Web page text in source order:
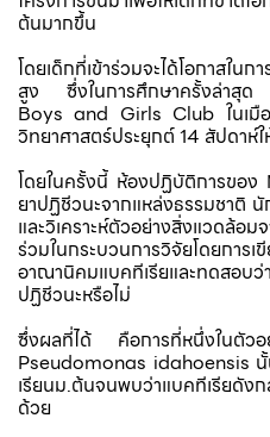
ต้นมากขึ้น
โดยเด็กที่เข้าร่วมจะได้โอกาสใ
สูง ซึ่งในการศึกษาครั้งล่าสุด
Boys and Girls Club ในเมือ
วิทยาศาสตร์ประยุกต์ 14 สัปดาห์
โดยในครั้งนี้ ห้องปฏิบัติการของ
ยาปฏิชีวนะจากแหล่งธรรมชาติ
และวิเคราะห์ตัวอย่างสิ่งแวดล้อ
ร่วมในกระบวนการวิจัยโดยการ
อาณานิคมแบคทีเรียและทดสอบ
ปฏิชีวนะหรือไม่
ซึ่งผลที่ได้ คือการที่หนึ่งในตัวอ
Pseudomonas idahoensis นั้
เรียนม.ต้นจนพบว่าแบคทีเรียดัง
ด้วย